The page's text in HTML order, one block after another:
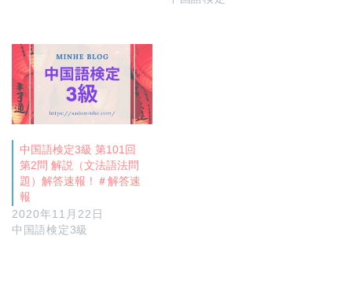
中国語検定3級 第101回
第2問 解説（文法語法問
題）解答速報！＃解答速
報
2020年11月22日
中国語検定3級